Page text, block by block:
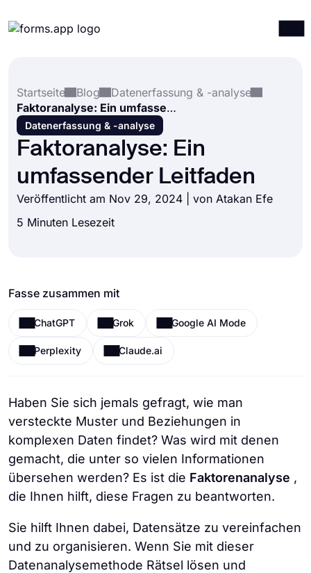
Integrationen
Vorlagen
Ressourcen
Preise
Startseite
Blog
Datenerfassung & -analyse
Faktoranalyse: Ein umfassender Leitfaden
Datenerfassung & -analyse
Faktoranalyse: Ein
umfassender Leitfaden
Veröffentlicht am Nov 29, 2024 | von Atakan Efe
5 Minuten Lesezeit
Fasse zusammen mit
ChatGPT Grok Google AI Mode
Perplexity Claude.ai
Haben Sie sich jemals gefragt, wie man
versteckte Muster und Beziehungen in
komplexen Daten findet? Was wird mit denen
gemacht, die unter so vielen Informationen
übersehen werden? Es ist die Faktorenanalyse ,
die Ihnen hilft, diese Fragen zu beantworten.
Sie hilft Ihnen dabei, Datensätze zu vereinfachen
und zu organisieren. Wenn Sie mit dieser
Datenanalysemethode Rätsel lösen und